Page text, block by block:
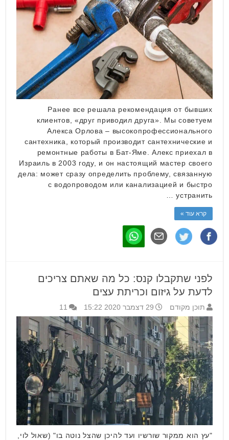
Ранее все решала рекомендация от бывших
клиентов, «друг приводил друга». Мы советуем
Алекса Орлова – высокопрофессионального
сантехника, который производит сантехнические и
ремонтные работы в Бат-Яме. Алекс приехал в
Израиль в 2003 году, и он настоящий мастер своего
дела: может сразу определить проблему, связанную
с водопроводом или канализацией и быстро
устранить …
קרא עוד »
לפני שתקבלו קנס: כל מה שאתם צריכים
לדעת על גיזום וכריתת עצים
תוכן מקודם 29 דצמבר 2020 15:22 11
"עץ הוא ממקור שורשיו ועד להיכן שהצל נוטה בו" (שאול לוי,